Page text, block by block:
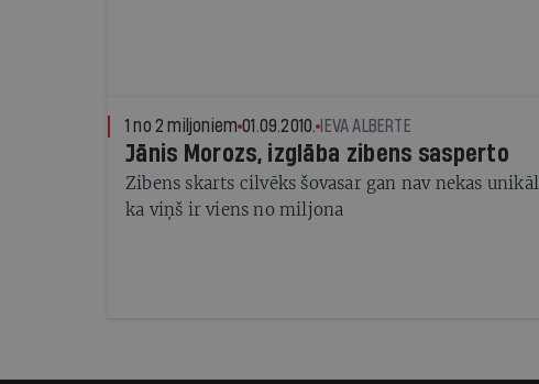
1 no 2 miljoniem 01.09.2010. IEVA ALBERTE
Jānis Morozs, izglāba zibens sasperto
Zibens skarts cilvēks šovasar gan nav nekas
ka viņš ir viens no miljona